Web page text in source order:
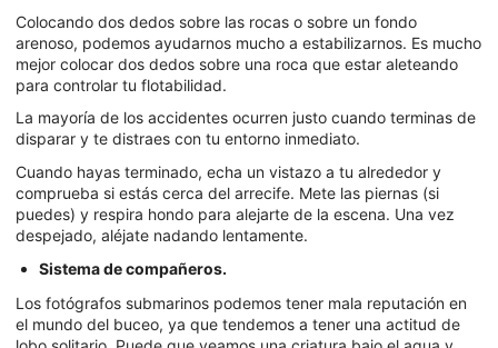
Colocando dos dedos sobre las rocas o sobre un fondo
arenoso, podemos ayudarnos mucho a estabilizarnos. Es mucho
mejor colocar dos dedos sobre una roca que estar aleteando
para controlar tu flotabilidad.
La mayoría de los accidentes ocurren justo cuando terminas de
disparar y te distraes con tu entorno inmediato.
Cuando hayas terminado, echa un vistazo a tu alrededor y
comprueba si estás cerca del arrecife. Mete las piernas (si
puedes) y respira hondo para alejarte de la escena. Una vez
despejado, aléjate nadando lentamente.
Sistema de compañeros.
Los fotógrafos submarinos podemos tener mala reputación en
el mundo del buceo, ya que tendemos a tener una actitud de